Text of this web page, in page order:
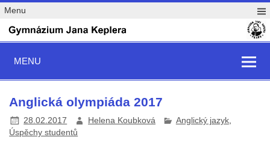
Menu
MENU
Anglická olympiáda 2017
28.02.2017 Helena Koubková Anglický jazyk,
Úspěchy studentů